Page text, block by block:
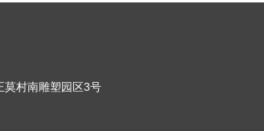
莫村南雕塑园区3号